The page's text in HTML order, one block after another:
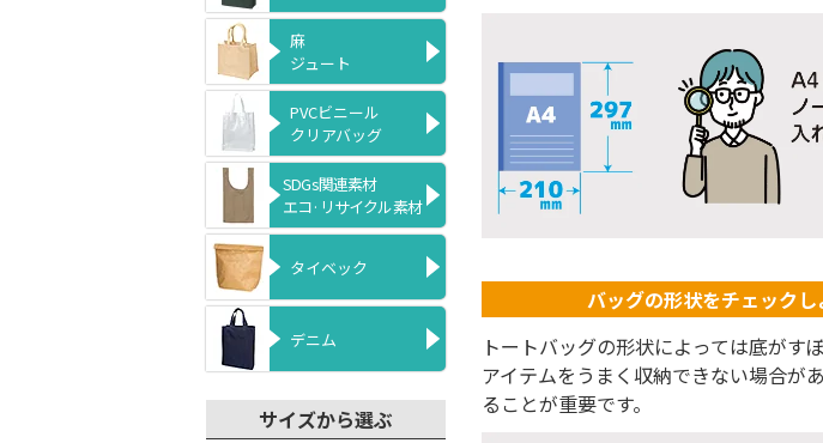
バッグの形状をチェックし
トートバッグの形状によっては底がす
アイテムをうまく収納できない場合が
ることが重要です。
麻
ジュート
PVCビニール
クリアバッグ
SDGs関連素材
エコ·リサイクル素材
タイベック
デニム
サイズから選ぶ